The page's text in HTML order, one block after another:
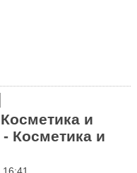
и
Косметика и